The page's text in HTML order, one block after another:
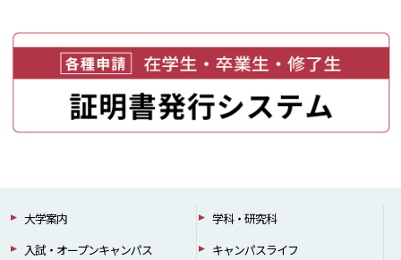
大学案内
学科・研究科
入試・オープンキャンパス
キャンパスライフ